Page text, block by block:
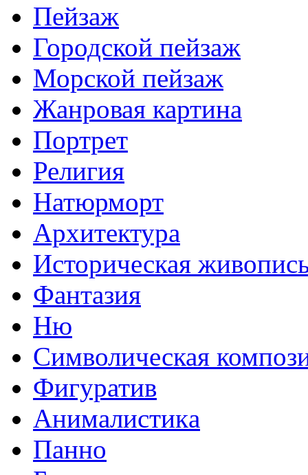
Пейзаж
Городской пейзаж
Морской пейзаж
Жанровая картина
Портрет
Религия
Натюрморт
Архитектура
Историческая
Фантазия
Ню
Символическая
Фигуратив
Анималистикa
Панно